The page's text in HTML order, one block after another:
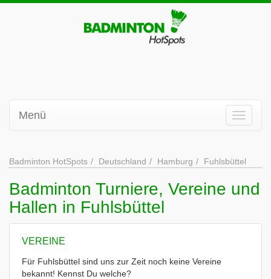
Menü
Badminton HotSpots Deutschland Hamburg Fuhlsbüttel
Badminton Turniere, Vereine und
Hallen in Fuhlsbüttel
VEREINE
Für Fuhlsbüttel sind uns zur Zeit noch keine Vereine
bekannt! Kennst Du welche?